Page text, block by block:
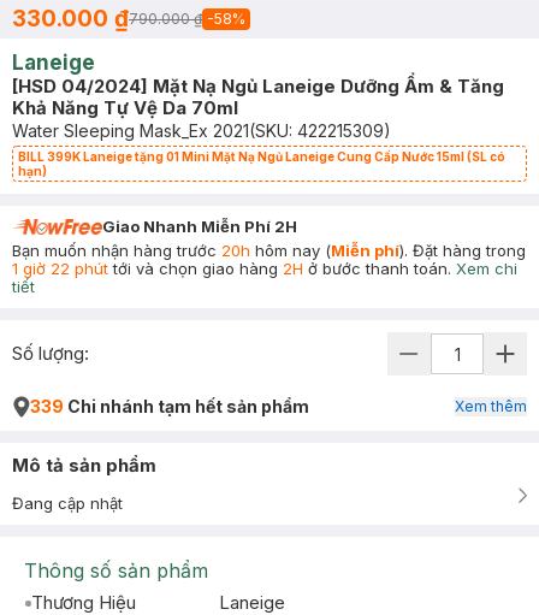
330.000 ₫790.000 ₫ -58%
Laneige
[HSD 04/2024] Mặt Nạ Ngủ Laneige Dưỡng Ẩm & Tăng
Khả Năng Tự Vệ Da 70ml
Water Sleeping Mask_Ex 2021(SKU: 422215309)
BILL 399K Laneige tặng 01 Mini Mặt Nạ Ngủ Laneige Cung Cấp Nước 15ml (SL có
hạn)
Giao Nhanh Miễn Phí 2H
Bạn muốn nhận hàng trước 20h hôm nay (Miễn phí). Đặt hàng trong
1 giờ 22 phúttới và chọn giao hàng 2H ở bước thanh toán. Xem chi
tiết
Số lượng:
339 Chi nhánh tạm hết sản phẩm Xem thêm
Mô tả sản phẩm
Đang cập nhật
Thông số sản phẩm
Thương Hiệu
Laneige